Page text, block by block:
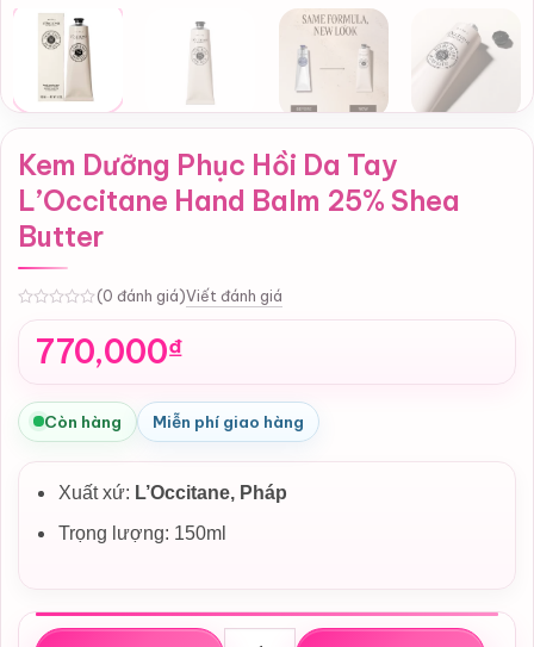
Kem Dưỡng Phục Hồi Da Tay
L’Occitane Hand Balm 25% Shea
Butter
(0 đánh giá)Viết đánh giá
770,000₫
Còn hàng Miễn phí giao hàng
Xuất xứ: L’Occitane, Pháp
Trọng lượng: 150ml
Kem Dưỡng Phục Hồi Da Tay L'Occitane Hand Balm 25%